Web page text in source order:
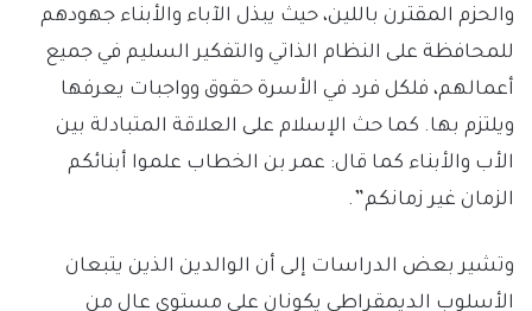
والحزم المقترن باللين، حيث يبذل الآباء والأبناء جهودهم
للمحافظة على النظام الذاتي والتفكير السليم في جميع
أعمالهم، فلكل فرد في الأسرة حقوق وواجبات يعرفها
ويلتزم بها. كما حث الإسلام على العلاقة المتبادلة بين
الأب والأبناء كما قال: عمر بن الخطاب علموا أبنائكم
الزمان غير زمانكم”.
وتشير بعض الدراسات إلى أن الوالدين الذين يتبعان
الأسلوب الديمقراطي يكونان علي مستوي عال من